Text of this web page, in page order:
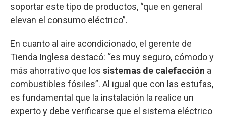
soportar este tipo de productos, “que en general
elevan el consumo eléctrico”.
En cuanto al aire acondicionado, el gerente de
Tienda Inglesa destacó: “es muy seguro, cómodo y
más ahorrativo que los sistemas de calefacción a
combustibles fósiles”. Al igual que con las estufas,
es fundamental que la instalación la realice un
experto y debe verificarse que el sistema eléctrico